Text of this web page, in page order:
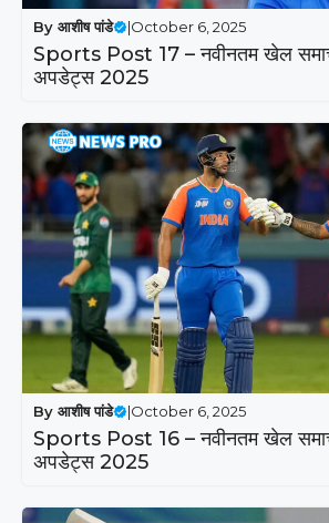
By आशीष पांडे |October 6, 2025
Sports Post 17 – नवीनतम खेल
अपडेट्स 2025
By आशीष पांडे |October 6, 2025
Sports Post 16 – नवीनतम खेल
अपडेट्स 2025